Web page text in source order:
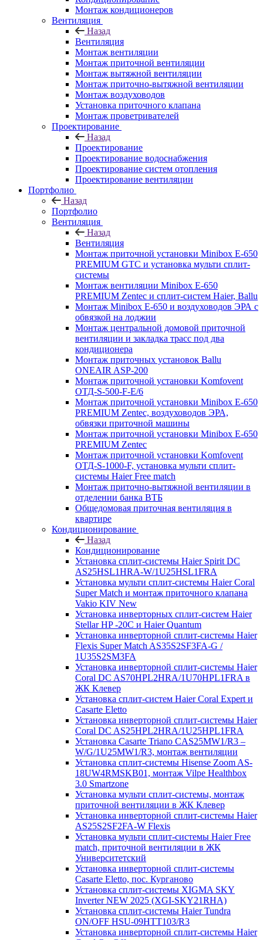
Монтаж кондиционеров
Вентиляция
Назад
Вентиляция
Монтаж вентиляции
Монтаж приточной вентиляции
Монтаж вытяжной вентиляции
Монтаж приточно-вытяжной вентиляции
Монтаж воздуховодов
Установка приточного клапана
Монтаж проветривателей
Проектирование
Назад
Проектирование
Проектирование водоснабжения
Проектирование систем отопления
Проектирование вентиляции
Портфолио
Назад
Портфолио
Вентиляция
Назад
Вентиляция
Монтаж приточной установки Minibox E-650
PREMIUM GTC и установка мульти сплит-
системы
Монтаж вентиляции Minibox E-650
PREMIUM Zentec и сплит-систем Haier, Ballu
Монтаж Minibox E-650 и воздуховодов ЭРА с
обвязкой на лоджии
Монтаж центральной домовой приточной
вентиляции и закладка трасс под два
кондиционера
Монтаж приточных установок Ballu
ONEAIR ASP-200
Монтаж приточной установки Komfovent
ОТД-S-500-F-E/6
Монтаж приточной установки Minibox E-650
PREMIUM Zentec, воздуховодов ЭРА,
обвязки приточной машины
Монтаж приточной установки Minibox E-650
PREMIUM Zentec
Монтаж приточной установки Komfovent
ОТД-S-1000-F, установка мульти сплит-
системы Haier Free match
Монтаж приточно-вытяжной вентиляции в
отделении банка ВТБ
Общедомовая приточная вентиляция в
квартире
Кондиционирование
Назад
Кондиционирование
Установка сплит-системы Haier Spirit DC
AS25HSL1HRA-W/1U25HSL1FRA
Установка мульти сплит-системы Haier Coral
Super Match и монтаж приточного клапана
Vakio KIV New
Установка инверторных сплит-систем Haier
Stellar HP -20С и Haier Quantum
Установка инверторной сплит-системы Haier
Flexis Super Match AS35S2SF3FA-G /
1U35S2SM3FA
Установка инверторной сплит-системы Haier
Coral DC AS70HPL2HRA/1U70HPL1FRA в
ЖК Клевер
Установка сплит-систем Haier Coral Expert и
Casarte Eletto
Установка инверторной сплит-системы Haier
Coral DC AS25HPL2HRA/1U25HPL1FRA
Установка Casarte Triano CAS25MW1/R3 –
W/G/1U25MW1/R3, монтаж вентиляции
Установка сплит-системы Hisense Zoom AS-
18UW4RMSKB01, монтаж Vilpe Healthbox
3.0 Smartzone
Установка мульти сплит-системы, монтаж
приточной вентиляции в ЖК Клевер
Установка инверторной сплит-системы Haier
AS25S2SF2FA-W Flexis
Установка мульти сплит-системы Haier Free
match, приточной вентиляции в ЖК
Университетский
Установка инверторной сплит-системы
Casarte Eletto, пос. Курганово
Установка сплит-системы XIGMA SKY
Inverter NEW 2025 (XGI-SKY21RHA)
Установка сплит-системы Haier Tundra
ON/OFF HSU-09HTT103/R3
Установка инверторной сплит-системы Haier